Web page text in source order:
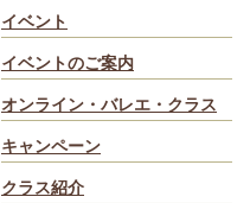
イベント
イベントのご案内
オンライン・バレエ・クラス
キャンペーン
クラス紹介